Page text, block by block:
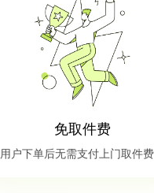
免取件费
用户下单后无需支付上门取件